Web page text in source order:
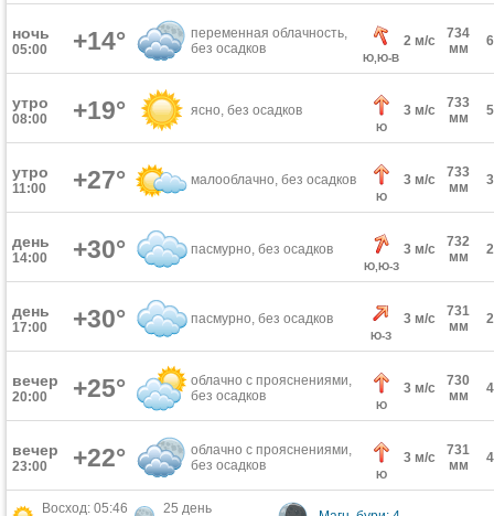
ночь
05:00 +14°
переменная облачность,
без осадков
Ю,Ю-В
2 м/с
734
мм
утро
08:00 +19° ясно, без осадков
Ю
3 м/с
733
мм
утро
11:00 +27° малооблачно, без осадков
Ю
3 м/с
733
мм
день
14:00 +30° пасмурно, без осадков
Ю,Ю-З
3 м/с
732
мм
день
17:00 +30° пасмурно, без осадков
Ю-З
3 м/с
731
мм
вечер
20:00 +25°
облачно с прояснениями,
без осадков
Ю
3 м/с
730
мм
вечер
23:00 +22°
облачно с прояснениями,
без осадков
Ю
3 м/с
731
мм
Восход: 05:46 25 день